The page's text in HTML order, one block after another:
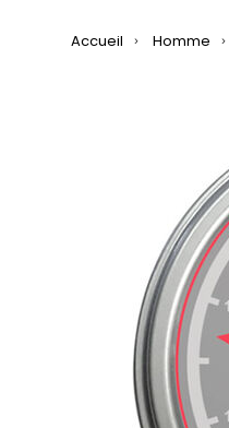
Accueil Homme